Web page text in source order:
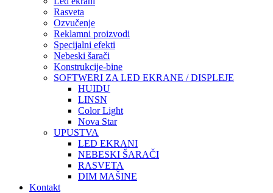
Rasveta
Ozvučenje
Reklamni proizvodi
Specijalni efekti
Nebeski šarači
Konstrukcije-bine
SOFTWERI ZA LED EKRANE / DISPLEJE
HUIDU
LINSN
Color Light
Nova Star
UPUSTVA
LED EKRANI
NEBESKI ŠARAČI
RASVETA
DIM MAŠINE
Kontakt